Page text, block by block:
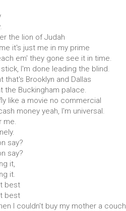
the lion of Judah
it's just me in my prime
em' they gone see it in time.
I'm done leading the blind.
that's Brooklyn and Dallas
the Buckingham palace.
like a movie no commercial
money yeah, I'm universal.
me.
say?
say?
it,
it.
best
best
I couldn't buy my mother a couch